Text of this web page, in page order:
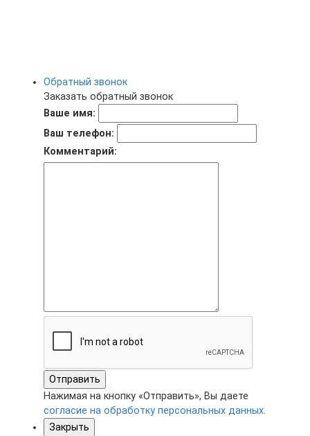
Обратный звонок
Заказать обратный звонок
Ваше имя:
Ваш телефон:
Комментарий:
Отправить
Нажимая на кнопку «Отправить», Вы даете
согласие на обработку персональных данных.
Закрыть